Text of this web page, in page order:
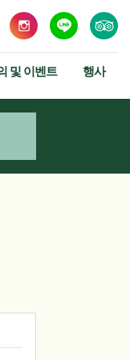
및 이벤트 행사